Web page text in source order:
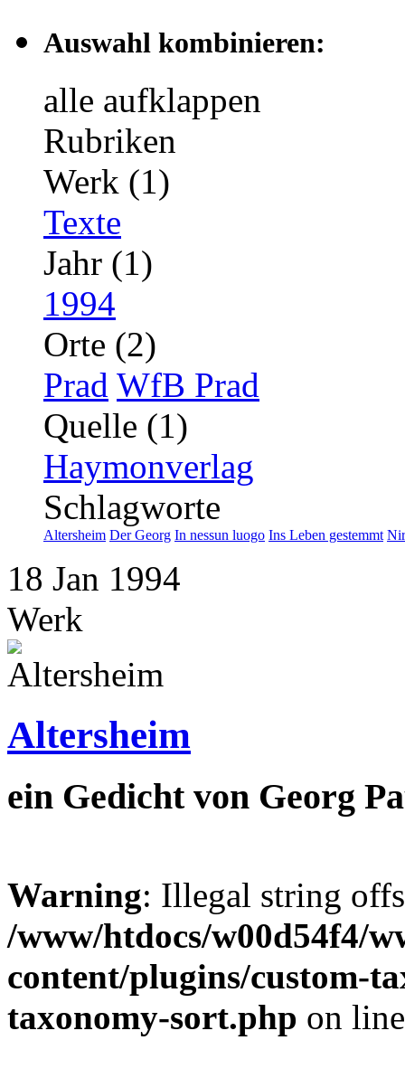
Auswahl kombinieren:
alle aufklappen
Rubriken
Werk (1)
Texte
Jahr (1)
1994
Orte (2)
Prad WfB Prad
Quelle (1)
Haymonverlag
Schlagworte
Altersheim Der Georg In nessun luogo Ins Leben gestemmt
18 Jan 1994
Werk
Altersheim
ein Gedicht von Georg
Warning: Illegal string
/www/htdocs/w00d54f4/
content/plugins/custom-
taxonomy-sort.php on